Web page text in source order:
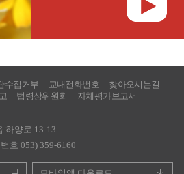
수집거부 교내전화번호
찾아오시는길
법령상위원회
자체평가보고서
하양로 13-13
호 053) 359-6160